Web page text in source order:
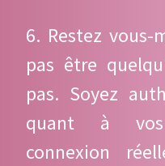
6. Restez vous-
pas être
pas. Soyez
quant à
connexion